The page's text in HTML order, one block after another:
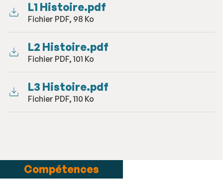
L1 Histoire.pdf
Fichier PDF, 98 Ko
L2 Histoire.pdf
Fichier PDF, 101 Ko
L3 Histoire.pdf
Fichier PDF, 110 Ko
Compétences